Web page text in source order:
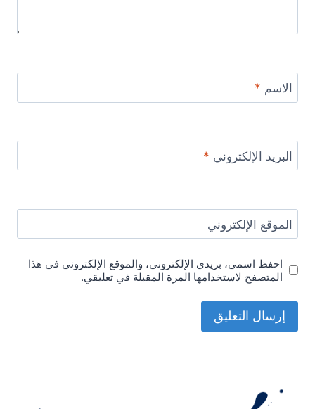
الاسم *
البريد الإلكتروني *
الموقع الإلكتروني
احفظ اسمي، بريدي الإلكتروني، والموقع الإلكتروني في هذا
المتصفح لاستخدامها المرة المقبلة في تعليقي.